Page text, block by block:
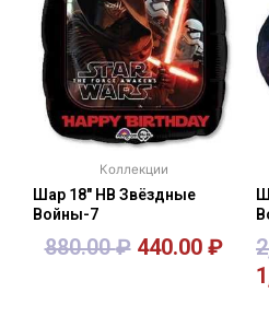
Коллекции
Шар 18″ HB Звёздные
Войны-7
880.00₽ 440.00 ₽